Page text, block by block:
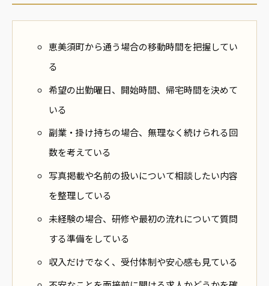
恵美須町から通う場合の移動時間を把握してい
る
希望の出勤曜日、開始時間、帰宅時間を決めて
いる
副業・掛け持ちの場合、無理なく続けられる回
数を考えている
写真掲載や名前の扱いについて相談したい内容
を整理している
未経験の場合、研修や最初の流れについて質問
する準備をしている
収入だけでなく、受付体制や安心感も見ている